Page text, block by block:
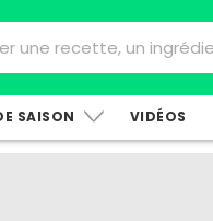
SAISON VIDÉOS